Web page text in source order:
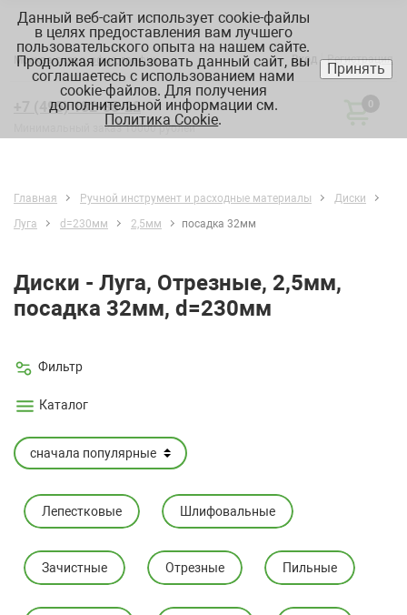
Вход Регистрация
Москва:склад, офис, график
+7 (495) 182-88-22
Минимальный заказ 10000 рублей
0
Главная Ручной инструмент и расходные материалы
Диски
Луга
d=230мм 2,5мм посадка 32мм
Диски - Луга, Отрезные, 2,5мм,
посадка 32мм, d=230мм
Фильтр
Каталог
Лепестковые Шлифовальные
Зачистные Отрезные Пильные
Данный веб-сайт использует cookie-файлы
в целях предоставления вам лучшего
пользовательского опыта на нашем сайте.
Продолжая использовать данный сайт, вы
соглашаетесь с использованием нами
cookie-файлов. Для получения
дополнительной информации см.
Политика Cookie.
Принять